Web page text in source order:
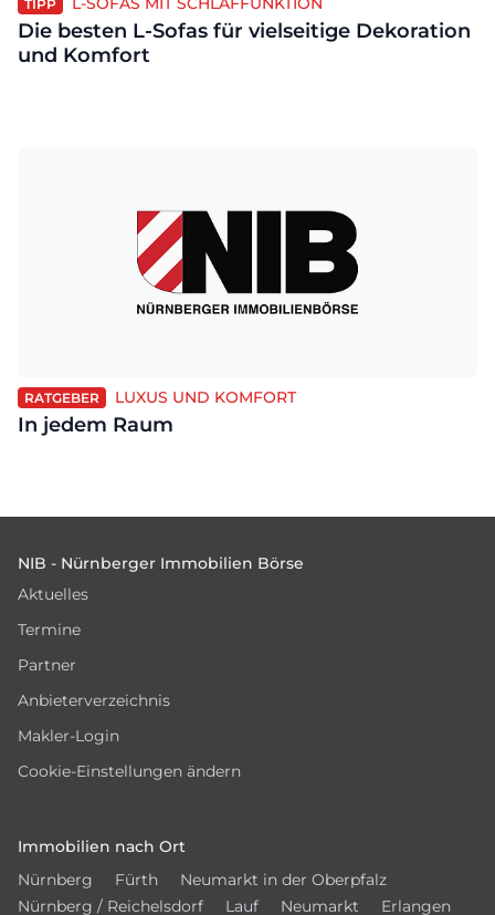
TIPP
Die besten L-Sofas für vielseitige Dekoration
und Komfort
RATGEBER LUXUS UND KOMFORT
In jedem Raum
NIB - Nürnberger Immobilien Börse
Aktuelles
Termine
Partner
Anbieterverzeichnis
Makler-Login
Cookie-Einstellungen ändern
Immobilien nach Ort
Nürnberg
Fürth
Neumarkt in der Oberpfalz
Nürnberg / Reichelsdorf
Lauf Neumarkt Erlangen